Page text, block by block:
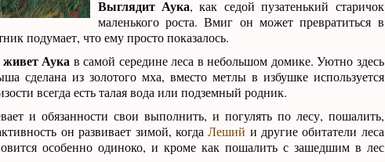
Выглядит Аука, как седой пузатенький старичок
маленького роста. Вмиг он может превратиться в
подумает, что ему просто показалось.
живет Аука в самой середине леса в небольшом домике. Уютно здесь
сделана из золотого мха, вместо метлы в избушке используется
всегда есть талая вода или подземный родник.
и обязанности свои выполнить, и погулять по лесу, пошалить,
он развивает зимой, когдаЛеший и другие обитатели леса
особенно одиноко, и кроме как пошалить с зашедшим в лес